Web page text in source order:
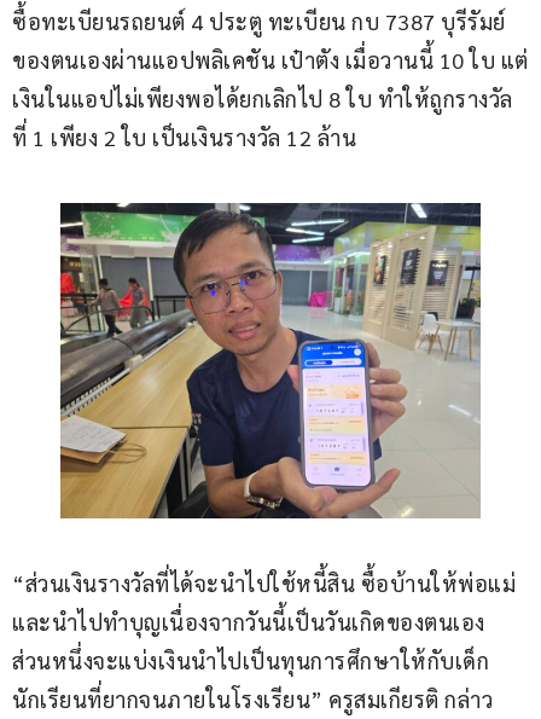
ซื้อทะเบียนรถยนต์ 4 ประตู ทะเบียน กบ 7387 บุรีรัมย์
ของตนเองผ่านแอปพลิเคชัน เป๋าตัง เมื่อวานนี้ 10 ใบ แต่
เงินในแอปไม่เพียงพอได้ยกเลิกไป 8 ใบ ทำให้ถูกรางวัล
ที่ 1 เพียง 2 ใบ เป็นเงินรางวัล 12 ล้าน
“ส่วนเงินรางวัลที่ได้จะนำไปใช้หนี้สิน ซื้อบ้านให้พ่อแม่
และนำไปทำบุญเนื่องจากวันนี้เป็นวันเกิดของตนเอง
ส่วนหนึ่งจะแบ่งเงินนำไปเป็นทุนการศึกษาให้กับเด็ก
นักเรียนที่ยากจนภายในโรงเรียน” ครูสมเกียรติ กล่าว